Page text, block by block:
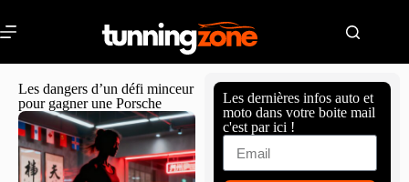
Les dangers d’un défi minceur
pour gagner une Porsche
Les dernières infos auto et
moto dans votre boite mail
c'est par ici !